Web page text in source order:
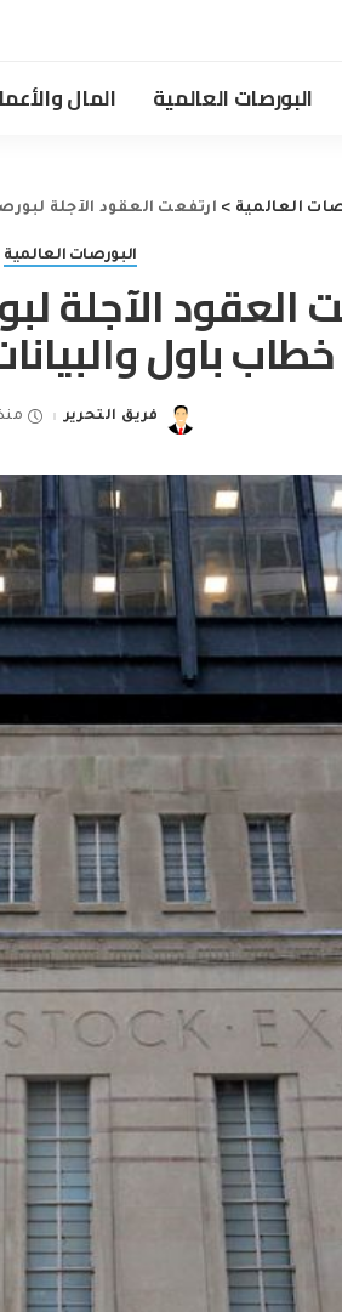
البورصات العالمية المال
العالمية > ارتفعت العقود الآجلة
البورصات العالمية
العقود
خطاب باول
Posted
فريق التحرير